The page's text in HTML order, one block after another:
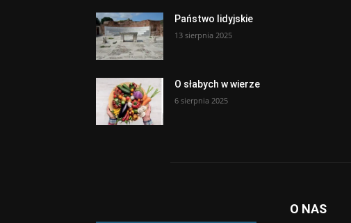
Państwo lidyjskie
13 sierpnia 2025
O słabych w wierze
6 sierpnia 2025
O NAS